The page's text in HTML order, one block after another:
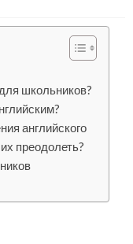
школьников?
английского
преодолеть?